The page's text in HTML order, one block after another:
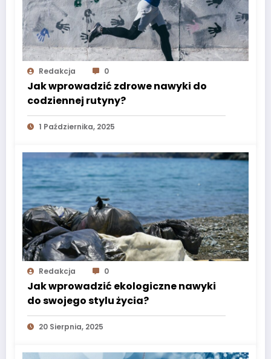
Redakcja 0
Jak wprowadzić zdrowe nawyki do
codziennej rutyny?
1 Października, 2025
Redakcja 0
Jak wprowadzić ekologiczne nawyki
do swojego stylu życia?
20 Sierpnia, 2025